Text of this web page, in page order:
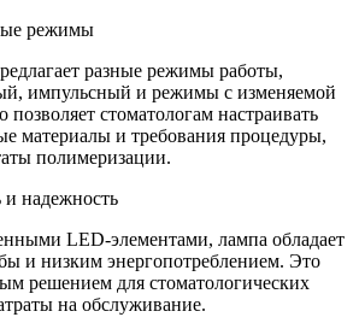
режимы
разные режимы работы,
импульсный и режимы с изменяемой
стоматологам настраивать
материалы и требования процедуры,
полимеризации.
и надежность
LED-элементами, лампа обладает
и низким энергопотреблением. Это
решением для стоматологических
на обслуживание.